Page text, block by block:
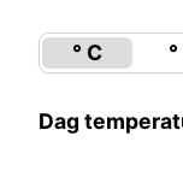
° C
Dag